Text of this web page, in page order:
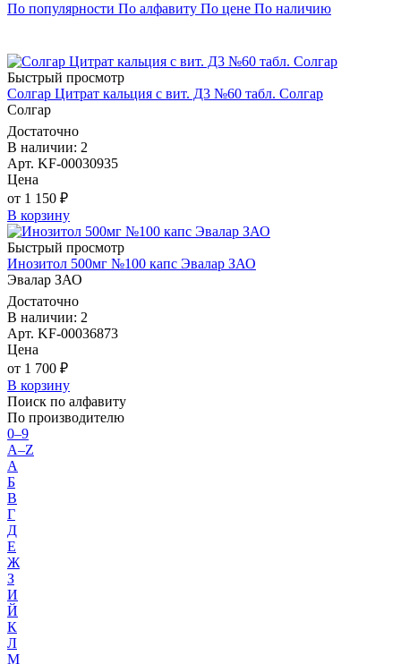
По популярности По алфавиту По цене По наличию
Быстрый просмотр
Солгар Цитрат кальция с вит. Д3 №60 табл. Солгар
Солгар
Достаточно
В наличии: 2
Арт. KF-00030935
Цена
от 1 150 ₽
В корзину
Быстрый просмотр
Инозитол 500мг №100 капс Эвалар ЗАО
Эвалар ЗАО
Достаточно
В наличии: 2
Арт. KF-00036873
Цена
от 1 700 ₽
В корзину
Поиск по алфавиту
По производителю
0–9
A–Z
А
Б
В
Г
Д
Е
Ж
З
И
Й
К
Л
М